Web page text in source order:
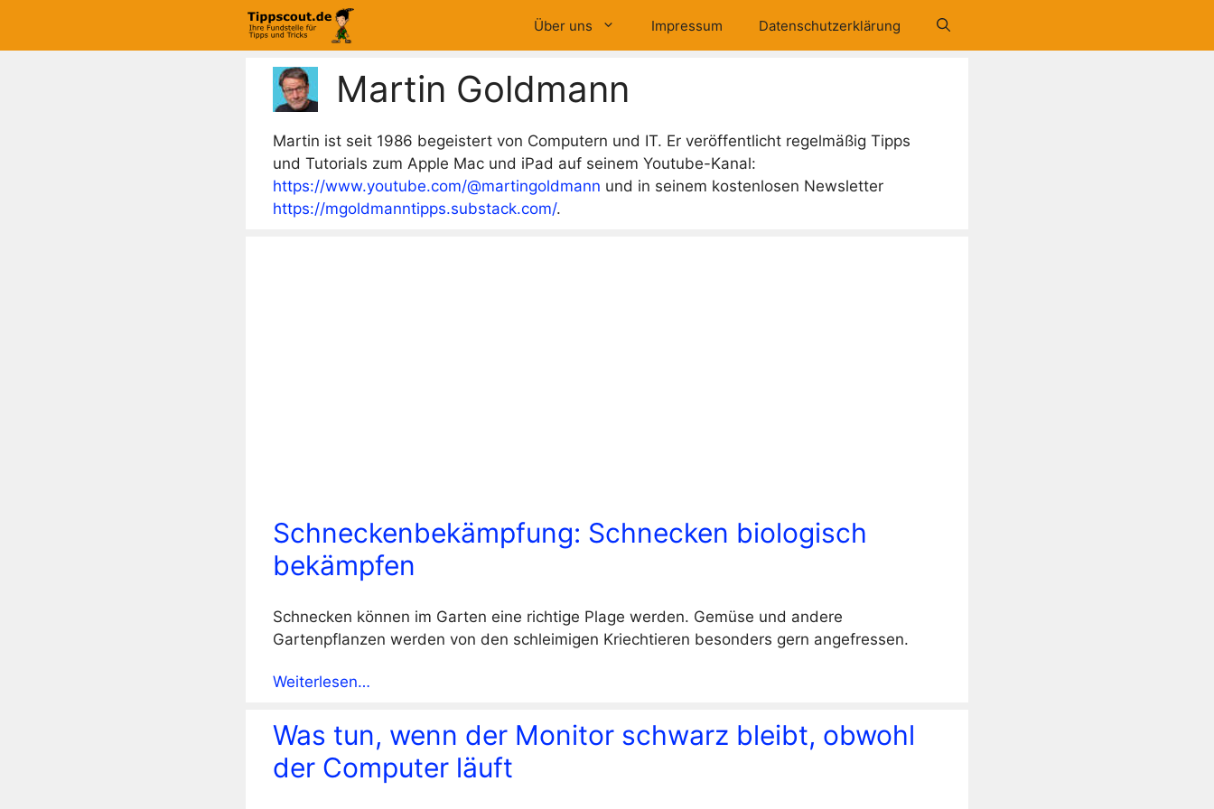
springen
Über uns Impressum Datenschutzerklärung
Martin Goldmann
Martin ist seit 1986 begeistert von Computern und IT. Er veröffentlicht regelmäßig Tipps
und Tutorials zum Apple Mac und iPad auf seinem Youtube-Kanal:
https://www.youtube.com/@martingoldmann und in seinem kostenlosen Newsletter
https://mgoldmanntipps.substack.com/.
Schneckenbekämpfung: Schnecken biologisch
bekämpfen
Schnecken können im Garten eine richtige Plage werden. Gemüse und andere
Gartenpflanzen werden von den schleimigen Kriechtieren besonders gern angefressen.
Weiterlesen…
Was tun, wenn der Monitor schwarz bleibt, obwohl
der Computer läuft